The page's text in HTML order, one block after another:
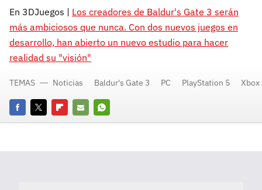
En 3DJuegos | Los creadores de Baldur's Gate 3 serán
más ambiciosos que nunca. Con dos nuevos juegos en
desarrollo, han abierto un nuevo estudio para hacer
realidad su "visión"
FacebookTwitterFlipboard
E-
Whatsapp
TEMAS Noticias Baldur's Gate 3 PC PlayStation 5 Xbox